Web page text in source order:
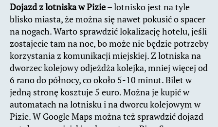
Dojazd z lotniska w Pizie– lotnisko jest na tyle
blisko miasta, że można się nawet pokusić o spacer
na nogach. Warto sprawdzić lokalizację hotelu, jeśli
zostajecie tam na noc, bo może nie będzie potrzeby
korzystania z komunikacji miejskiej. Z lotniska na
dworzec kolejowy odjeżdża kolejka, mniej więcej od
6 rano do północy, co około 5-10 minut. Bilet w
jedną stronę kosztuje 5 euro. Można je kupić w
automatach na lotnisku i na dworcu kolejowym w
Pizie. W Google Maps można też sprawdzić dojazd